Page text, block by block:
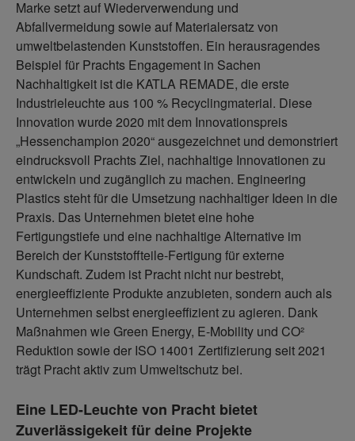
Marke setzt auf Wiederverwendung und
Abfallvermeidung sowie auf Materialersatz von
umweltbelastenden Kunststoffen. Ein herausragendes
Beispiel für Prachts Engagement in Sachen
Nachhaltigkeit ist die KATLA REMADE, die erste
Industrieleuchte aus 100 % Recyclingmaterial. Diese
Innovation wurde 2020 mit dem Innovationspreis
„Hessenchampion 2020“ ausgezeichnet und demonstriert
eindrucksvoll Prachts Ziel, nachhaltige Innovationen zu
entwickeln und zugänglich zu machen. Engineering
Plastics steht für die Umsetzung nachhaltiger Ideen in die
Praxis. Das Unternehmen bietet eine hohe
Fertigungstiefe und eine nachhaltige Alternative im
Bereich der Kunststoffteile-Fertigung für externe
Kundschaft. Zudem ist Pracht nicht nur bestrebt,
energieeffiziente Produkte anzubieten, sondern auch als
Unternehmen selbst energieeffizient zu agieren. Dank
Maßnahmen wie Green Energy, E-Mobility und CO²
Reduktion sowie der ISO 14001 Zertifizierung seit 2021
trägt Pracht aktiv zum Umweltschutz bei.
Eine LED-Leuchte von Pracht bietet
Zuverlässigekeit für deine Projekte